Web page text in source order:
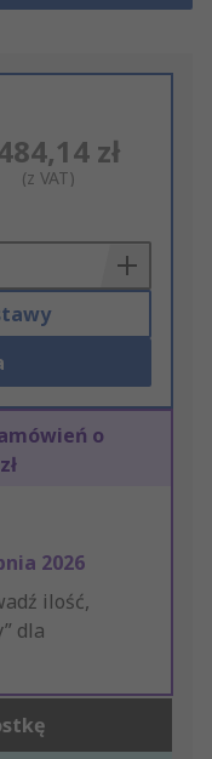
zł
(z VAT)
o
2026
ilość,
dla